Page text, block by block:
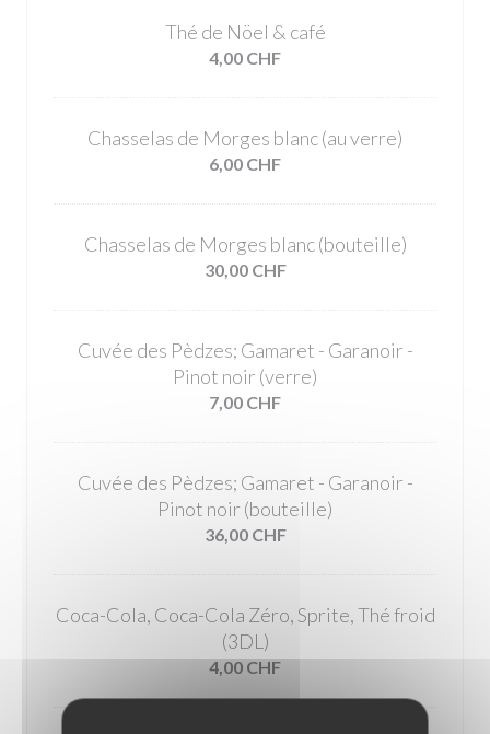
Thé de Nöel & café
4,00 CHF
Chasselas de Morges blanc (au verre)
6,00 CHF
Chasselas de Morges blanc (bouteille)
30,00 CHF
Cuvée des Pèdzes; Gamaret - Garanoir -
Pinot noir (verre)
7,00 CHF
Cuvée des Pèdzes; Gamaret - Garanoir -
Pinot noir (bouteille)
36,00 CHF
Coca-Cola, Coca-Cola Zéro, Sprite, Thé froid
(3DL)
4,00 CHF